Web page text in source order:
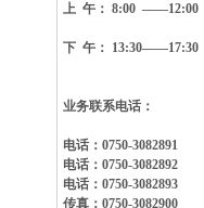
上 午： 8:00 ——12:00
下 午： 13:30——17:30
业务联系电话：
电话：0750-3082891
电话：0750-3082892
电话：0750-3082893
传真：0750-3082900